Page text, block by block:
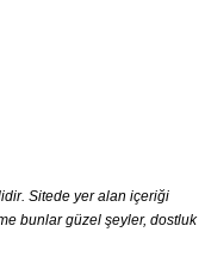
Sitede yer alan içeriği
bunlar güzel şeyler, dostluk